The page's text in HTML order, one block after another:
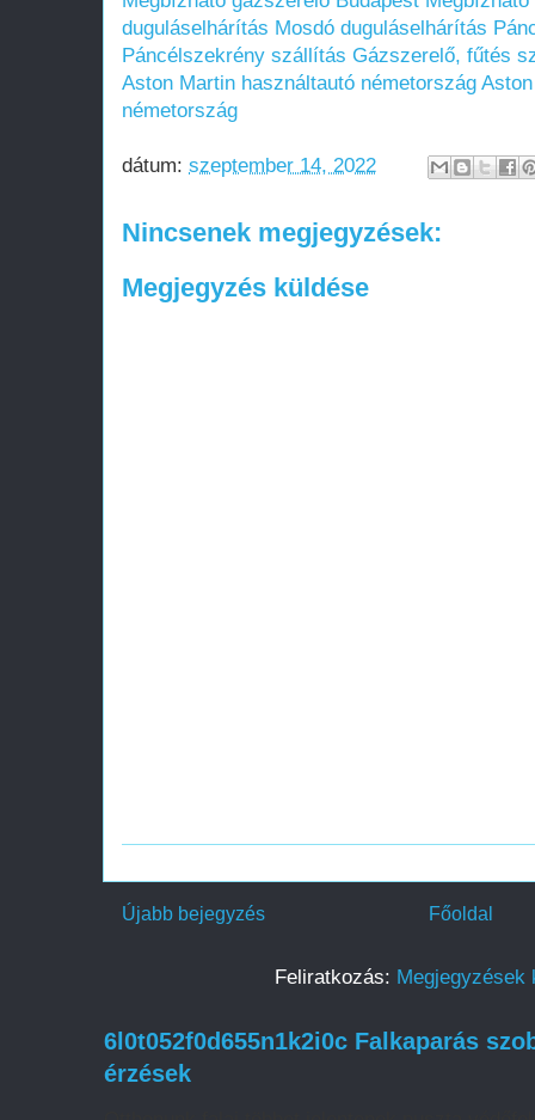
duguláselhárítás Mosdó duguláselhárítás
Páncélszekrény szállítás Gázszerelő, fűtés
Aston Martin használtautó németország
németország
dátum: szeptember 14, 2022
Nincsenek megjegyzések:
Megjegyzés küldése
Újabb bejegyzés Főoldal
Feliratkozás: Megjegyzések
6l0t052f0d655n1k2i0c Falkaparás
érzések